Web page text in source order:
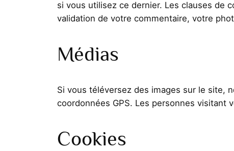
si vous utilisez ce dernier. Les clauses de
validation de votre commentaire, votre
Médias
Si vous téléversez des images sur le site,
coordonnées GPS. Les personnes visitant
Cookies